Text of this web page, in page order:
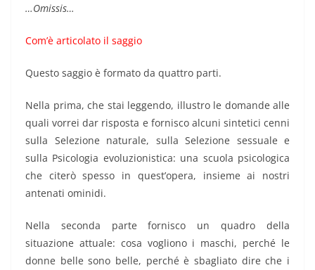
…Omissis…
Com’è articolato il saggio
Questo saggio è formato da quattro parti.
Nella prima, che stai leggendo, illustro le domande alle
quali vorrei dar risposta e fornisco alcuni sintetici cenni
sulla Selezione naturale, sulla Selezione sessuale e
sulla Psicologia evoluzionistica: una scuola psicologica
che citerò spesso in quest’opera, insieme ai nostri
antenati ominidi.
Nella seconda parte fornisco un quadro della
situazione attuale: cosa vogliono i maschi, perché le
donne belle sono belle, perché è sbagliato dire che i